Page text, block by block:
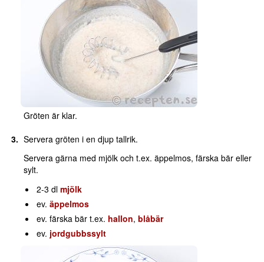
Gröten är klar.
Servera gröten i en djup tallrik.
Servera gärna med mjölk och t.ex. äppelmos, färska bär eller
sylt.
2-3 dlmjölk
ev.äppelmos
ev. färska bär t.ex. hallon,blåbär
ev. jordgubbssylt